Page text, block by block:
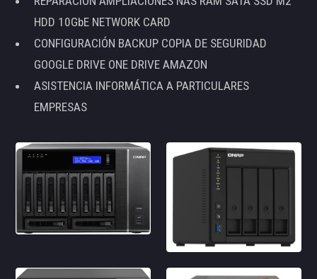
HDD 10GbE NETWORK CARD
CONFIGURACIÓN BACKUP COPIA DE SEGURIDAD
GOOGLE DRIVE ONE DRIVE AMAZON
ASISTENCIA INFORMÁTICA A PARTICULARES
EMPRESAS